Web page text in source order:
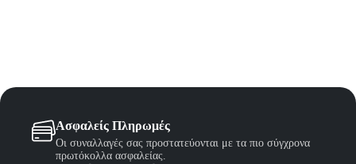
Ασφαλείς Πληρωμές
Οι συναλλαγές σας προστατεύονται με τα πιο σύγχρονα
πρωτόκολλα ασφαλείας.